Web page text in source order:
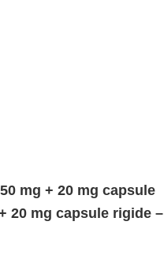
mg + 20 mg capsule
20 mg capsule rigide –